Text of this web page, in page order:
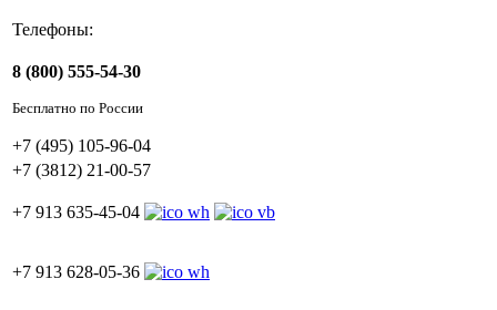
Телефоны:
8 (800) 555-54-30
Бесплатно по России
+7 (495) 105-96-04
+7 (3812) 21-00-57
+7 913 635-45-04
+7 913 628-05-36